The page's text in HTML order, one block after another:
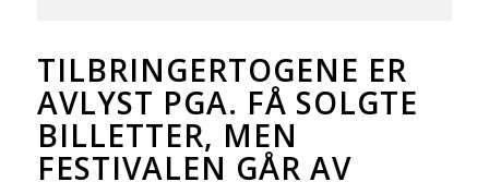
TILBRINGERTOGENE ER
AVLYST PGA. FÅ SOLGTE
BILLETTER, MEN
FESTIVALEN GÅR AV